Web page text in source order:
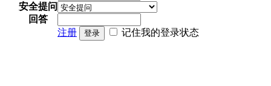
安全提问
回答
注册
登录 记住我的登录状态